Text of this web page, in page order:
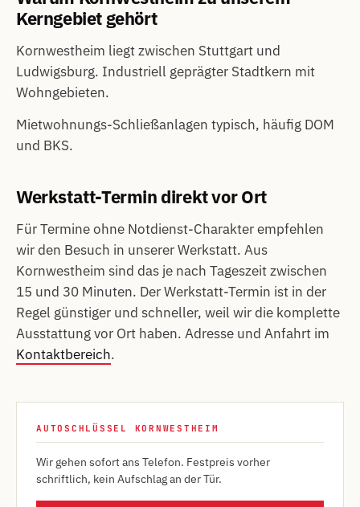
Kerngebiet gehört
Kornwestheim liegt zwischen Stuttgart und
Ludwigsburg. Industriell geprägter Stadtkern mit
Wohngebieten.
Mietwohnungs-Schließanlagen typisch, häufig DOM
und BKS.
Werkstatt-Termin direkt vor Ort
Für Termine ohne Notdienst-Charakter empfehlen
wir den Besuch in unserer Werkstatt. Aus
Kornwestheim sind das je nach Tageszeit zwischen
15 und 30 Minuten. Der Werkstatt-Termin ist in der
Regel günstiger und schneller, weil wir die komplette
Ausstattung vor Ort haben. Adresse und Anfahrt im
Kontaktbereich.
AUTOSCHLÜSSEL KORNWESTHEIM
Wir gehen sofort ans Telefon. Festpreis vorher
schriftlich, kein Aufschlag an der Tür.